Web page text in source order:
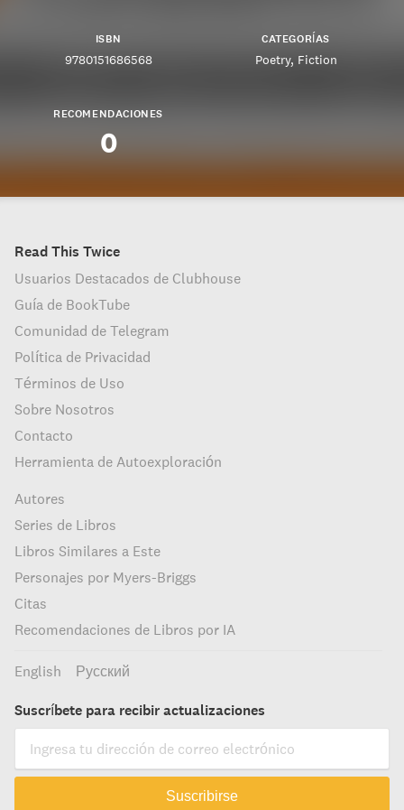
ISBN
9780151686568
CATEGORÍAS
Poetry Fiction
RECOMENDACIONES
0
Read This Twice
Usuarios Destacados de Clubhouse
Guía de BookTube
Comunidad de Telegram
Política de Privacidad
Términos de Uso
Sobre Nosotros
Contacto
Herramienta de Autoexploración
Autores
Series de Libros
Libros Similares a Este
Personajes por Myers-Briggs
Citas
Recomendaciones de Libros por IA
English Русский
Suscríbete para recibir actualizaciones
Suscribirse